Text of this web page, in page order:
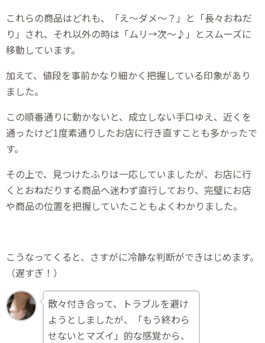
これらの商品はどれも、「え～ダメ～？」と「長々おねだ
り」され、それ以外の時は「ムリ→次～♪」とスムーズに
移動しています。
加えて、値段を事前かなり細かく把握している印象があり
ました。
この順番通りに動かないと、成立しない手口ゆえ、近くを
通ったけど1度素通りしたお店に行き直すことも多かったで
す。
その上で、見つけたふりは一応していましたが、お店に行
くとおねだりする商品へ迷わず直行しており、完璧にお店
や商品の位置を把握していたこともよくわかりました。
こうなってくると、さすがに冷静な判断ができはじめます。
（遅すぎ！）
散々付き合って、トラブルを避け
ようとしましたが、「もう終わら
せないとマズイ」的な感覚から、